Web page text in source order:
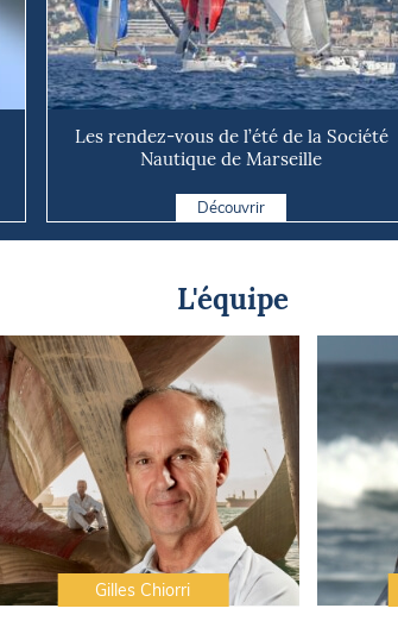
Les rendez-vous de l’été de la Société
Nautique de Marseille
Découvrir
L'équipe
Gilles Chiorri